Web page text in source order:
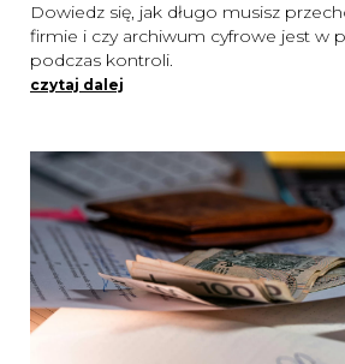
Dowiedz się, jak długo musisz
firmie i czy archiwum cyfrowe jest w
podczas kontroli.
czytaj dalej